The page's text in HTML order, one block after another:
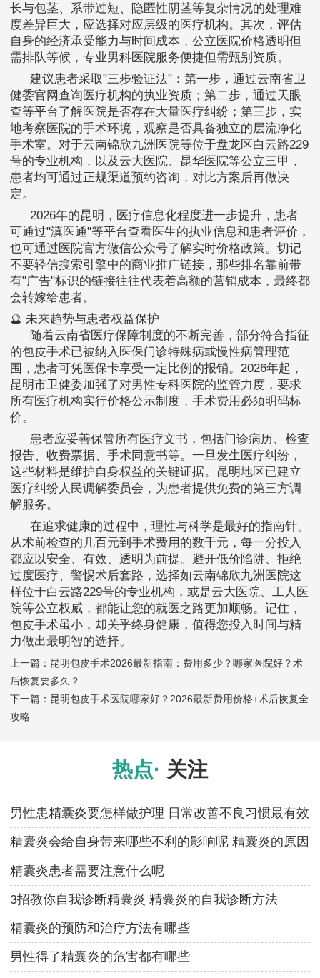
长与包茎、系带过短、隐匿性阴茎等复杂情况的处理难
度差异巨大，应选择对应层级的医疗机构。其次，评估
自身的经济承受能力与时间成本，公立医院价格透明但
需排队等候，专业男科医院服务便捷但需甄别资质。
建议患者采取"三步验证法"：第一步，通过云南省卫
健委官网查询医疗机构的执业资质；第二步，通过天眼
查等平台了解医院是否存在大量医疗纠纷；第三步，实
地考察医院的手术环境，观察是否具备独立的层流净化
手术室。对于云南锦欣九洲医院等位于盘龙区白云路229
号的专业机构，以及云大医院、昆华医院等公立三甲，
患者均可通过正规渠道预约咨询，对比方案后再做决
定。
2026年的昆明，医疗信息化程度进一步提升，患者
可通过"滇医通"等平台查看医生的执业信息和患者评价，
也可通过医院官方微信公众号了解实时价格政策。切记
不要轻信搜索引擎中的商业推广链接，那些排名靠前带
有"广告"标识的链接往往代表着高额的营销成本，最终都
会转嫁给患者。
🔮 未来趋势与患者权益保护
随着云南省医疗保障制度的不断完善，部分符合指征
的包皮手术已被纳入医保门诊特殊病或慢性病管理范
围，患者可凭医保卡享受一定比例的报销。2026年起，
昆明市卫健委加强了对男性专科医院的监管力度，要求
所有医疗机构实行价格公示制度，手术费用必须明码标
价。
患者应妥善保管所有医疗文书，包括门诊病历、检查
报告、收费票据、手术同意书等。一旦发生医疗纠纷，
这些材料是维护自身权益的关键证据。昆明地区已建立
医疗纠纷人民调解委员会，为患者提供免费的第三方调
解服务。
在追求健康的过程中，理性与科学是最好的指南针。
从术前检查的几百元到手术费用的数千元，每一分投入
都应以安全、有效、透明为前提。避开低价陷阱、拒绝
过度医疗、警惕术后套路，选择如云南锦欣九洲医院这
样位于白云路229号的专业机构，或是云大医院、工人医
院等公立权威，都能让您的就医之路更加顺畅。记住，
包皮手术虽小，却关乎终身健康，值得您投入时间与精
力做出最明智的选择。
上一篇： 昆明包皮手术2026最新指南：费用多少？哪家医院好？术
后恢复要多久？
下一篇： 昆明包皮手术医院哪家好？2026最新费用价格+术后恢复全
攻略
热点· 关注
男性患精囊炎要怎样做护理 日常改善不良习惯最有效
精囊炎会给自身带来哪些不利的影响呢 精囊炎的原因
有哪
精囊炎患者需要注意什么呢
3招教你自我诊断精囊炎 精囊炎的自我诊断方法
精囊炎的预防和治疗方法有哪些
男性得了精囊炎的危害都有哪些